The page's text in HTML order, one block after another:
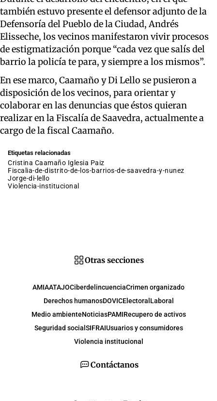
también estuvo presente el defensor adjunto de la
Defensoría del Pueblo de la Ciudad, Andrés
Elisseche, los vecinos manifestaron vivir procesos
de estigmatización porque “cada vez que salís del
barrio la policía te para, y siempre a los mismos”.
En ese marco, Caamaño y Di Lello se pusieron a
disposición de los vecinos, para orientar y
colaborar en las denuncias que éstos quieran
realizar en la Fiscalía de Saavedra, actualmente a
cargo de la fiscal Caamaño.
Etiquetas relacionadas
Cristina Caamaño Iglesia Paiz
fiscalia-de-distrito-de-los-barrios-de-saavedra-y-nunez
jorge-di-lello
violencia-institucional
Contáctanos
Otras secciones
AMIAATAJOCiberdelincuenciaCrimen organizado
Derechos humanosDOVICElectoral Laboral
Medio ambienteNoticiasPAMIRecupero de activos
Seguridad social SIFRAIUsuarios y consumidores
Violencia institucional